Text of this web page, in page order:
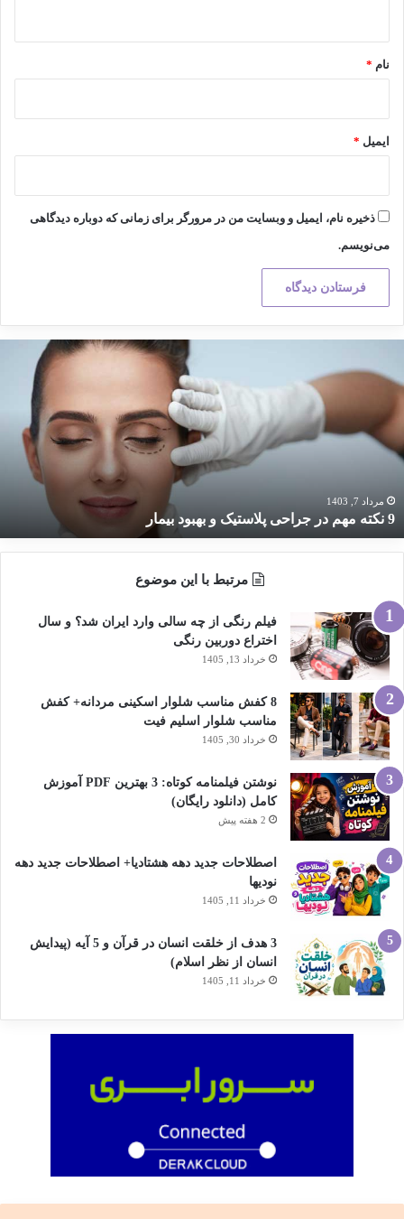
نام *
ایمیل *
ذخیره نام، ایمیل و وبسایت من در مرورگر برای زمانی که دوباره دیدگاهی
می‌نویسم.
مهم
جراحی
پلاستیک
و
بیمارمرداد 7, 1403
9 نکته مهم در جراحی پلاستیک و بهبود بیمار
مرتبط با این موضوع
فیلم رنگی از چه سالی وارد ایران شد؟ و سال
اختراع دوربین رنگی
خرداد 13, 1405
8 کفش مناسب شلوار اسکینی مردانه+ کفش
مناسب شلوار اسلیم فیت
خرداد 30, 1405
نوشتن فیلمنامه کوتاه: 3 بهترین PDF آموزش
کامل (دانلود رایگان)
2 هفته پیش
اصطلاحات جدید دهه هشتادیا+ اصطلاحات جدید دهه
نودیها
خرداد 11, 1405
3 هدف از خلقت انسان در قرآن و 5 آیه (پیدایش
انسان از نظر اسلام)
خرداد 11, 1405